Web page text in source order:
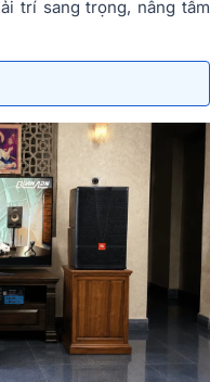
trí sang trọng, nâng tầm